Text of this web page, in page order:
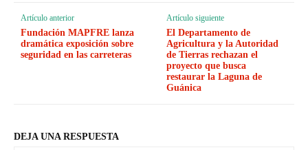
Artículo anterior
Fundación MAPFRE lanza
dramática exposición sobre
seguridad en las carreteras
Artículo siguiente
El Departamento de
Agricultura y la Autoridad
de Tierras rechazan el
proyecto que busca
restaurar la Laguna de
Guánica
DEJA UNA RESPUESTA